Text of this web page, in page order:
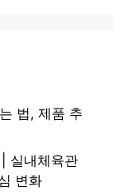
법, 제품 추
실내체육관
변화